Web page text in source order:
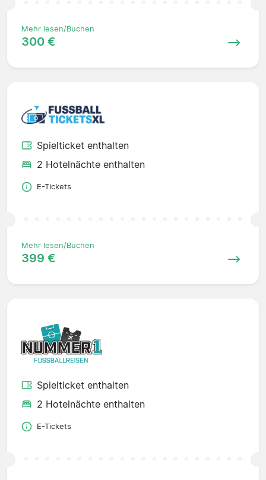
Mehr lesen/Buchen
300 €
Spielticket enthalten
2 Hotelnächte enthalten
E-Tickets
Mehr lesen/Buchen
399 €
Spielticket enthalten
2 Hotelnächte enthalten
E-Tickets